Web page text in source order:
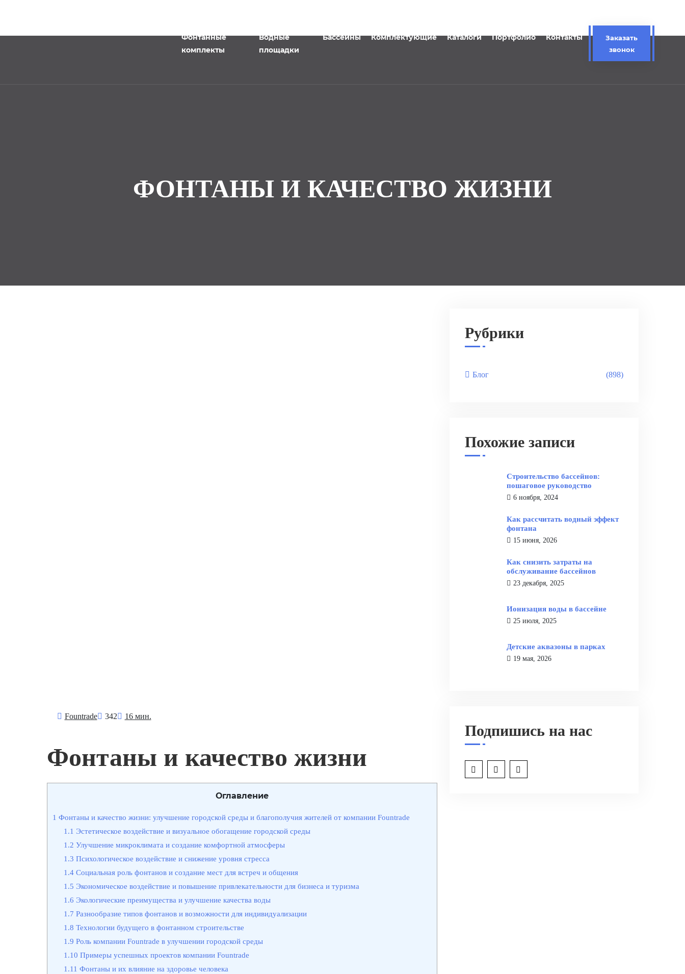
Фонтанные
комплекты
Водные
площадки
Бассейны Комплектующие Каталоги Портфолио Контакты
Заказать
звонок
ФОНТАНЫ И КАЧЕСТВО ЖИЗНИ
Fоuntrade 342 16 мин.
Фонтаны и качество жизни
Оглавление
1 Фонтаны и качество жизни: улучшение городской среды и благополучия жителей от компании Fountrade
1.1 Эстетическое воздействие и визуальное обогащение городской среды
1.2 Улучшение микроклимата и создание комфортной атмосферы
1.3 Психологическое воздействие и снижение уровня стресса
1.4 Социальная роль фонтанов и создание мест для встреч и общения
1.5 Экономическое воздействие и повышение привлекательности для бизнеса и туризма
1.6 Экологические преимущества и улучшение качества воды
1.7 Разнообразие типов фонтанов и возможности для индивидуализации
1.8 Технологии будущего в фонтанном строительстве
1.9 Роль компании Fountrade в улучшении городской среды
1.10 Примеры успешных проектов компании Fountrade
1.11 Фонтаны и их влияние на здоровье человека
Рубрики
Блог (898)
Похожие записи
Строительство бассейнов:
пошаговое руководство
6 ноября, 2024
Как рассчитать водный эффект
фонтана
15 июня, 2026
Как снизить затраты на
обслуживание бассейнов
23 декабря, 2025
Ионизация воды в бассейне
25 июля, 2025
Детские аквазоны в парках
19 мая, 2026
Подпишись на нас